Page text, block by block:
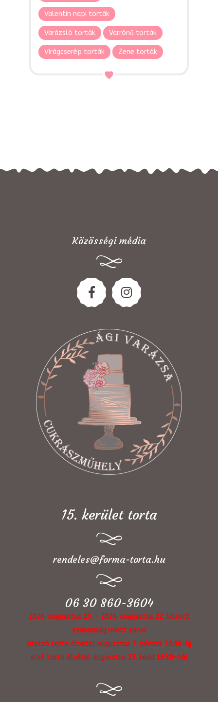
Valentin napi torták
Varázsló torták Varrónő torták
Virágcserép torták Zene torták
Közösségi média
15. kerület torta
rendeles@forma-torta.hu
06 30 860-3604
2026. augusztus 10. - 2026. augusztus 22. között
szabadság miatt zárva
utolsó torta átvétel augusztus 7. péntek 18:30-ig
első torta átvétel augusztus 25. kedd 16:30-tól